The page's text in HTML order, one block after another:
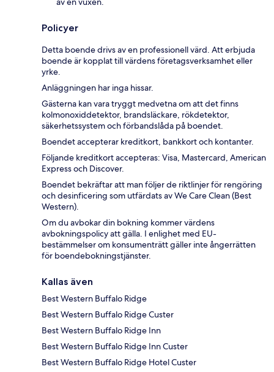
Policyer
Detta boende drivs av en professionell värd. Att erbjuda
boende är kopplat till värdens företagsverksamhet eller
yrke.
Anläggningen har inga hissar.
Gästerna kan vara tryggt medvetna om att det finns
kolmonoxiddetektor, brandsläckare, rökdetektor,
säkerhetssystem och förbandslåda på boendet.
Boendet accepterar kreditkort, bankkort och kontanter.
Följande kreditkort accepteras: Visa, Mastercard, American
Express och Discover.
Boendet bekräftar att man följer de riktlinjer för rengöring
och desinficering som utfärdats av We Care Clean (Best
Western).
Om du avbokar din bokning kommer värdens
avbokningspolicy att gälla. I enlighet med EU-
bestämmelser om konsumenträtt gäller inte ångerrätten
för boendebokningstjänster.
Kallas även
Best Western Buffalo Ridge
Best Western Buffalo Ridge Custer
Best Western Buffalo Ridge Inn
Best Western Buffalo Ridge Inn Custer
Best Western Buffalo Ridge Hotel Custer